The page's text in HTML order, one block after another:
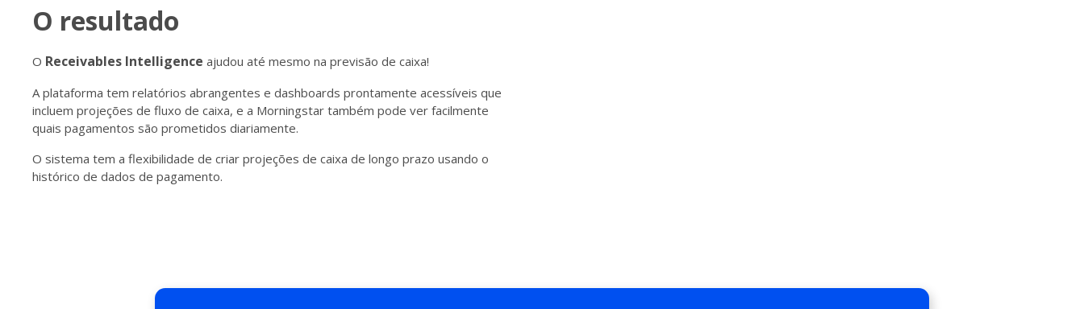
O resultado
O Receivables Intelligence ajudou até mesmo na previsão de caixa!
A plataforma tem relatórios abrangentes e dashboards prontamente acessíveis que
incluem projeções de fluxo de caixa, e a Morningstar também pode ver facilmente
quais pagamentos são prometidos diariamente.
O sistema tem a flexibilidade de criar projeções de caixa de longo prazo usando o
histórico de dados de pagamento.